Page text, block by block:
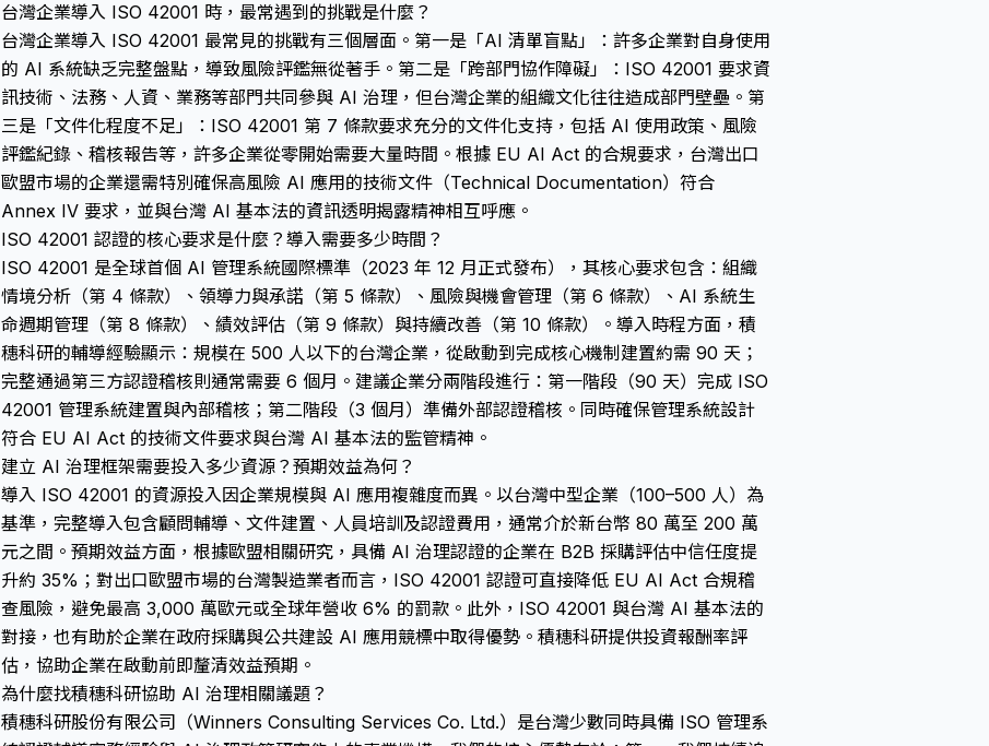
台灣企業導入 ISO 42001 時，最常遇到的挑戰是什麼？
台灣企業導入 ISO 42001 最常見的挑戰有三個層面。第一是「AI 清單盲點」：許多企業對自身使用
的 AI 系統缺乏完整盤點，導致風險評鑑無從著手。第二是「跨部門協作障礙」：ISO 42001 要求資
訊技術、法務、人資、業務等部門共同參與 AI 治理，但台灣企業的組織文化往往造成部門壁壘。第
三是「文件化程度不足」：ISO 42001 第 7 條款要求充分的文件化支持，包括 AI 使用政策、風險
評鑑紀錄、稽核報告等，許多企業從零開始需要大量時間。根據 EU AI Act 的合規要求，台灣出口
歐盟市場的企業還需特別確保高風險 AI 應用的技術文件（Technical Documentation）符合
Annex IV 要求，並與台灣 AI 基本法的資訊透明揭露精神相互呼應。
ISO 42001 認證的核心要求是什麼？導入需要多少時間？
ISO 42001 是全球首個 AI 管理系統國際標準（2023 年 12 月正式發布），其核心要求包含：組織
情境分析（第 4 條款）、領導力與承諾（第 5 條款）、風險與機會管理（第 6 條款）、AI 系統生
命週期管理（第 8 條款）、績效評估（第 9 條款）與持續改善（第 10 條款）。導入時程方面，積
穗科研的輔導經驗顯示：規模在 500 人以下的台灣企業，從啟動到完成核心機制建置約需 90 天；
完整通過第三方認證稽核則通常需要 6 個月。建議企業分兩階段進行：第一階段（90 天）完成 ISO
42001 管理系統建置與內部稽核；第二階段（3 個月）準備外部認證稽核。同時確保管理系統設計
符合 EU AI Act 的技術文件要求與台灣 AI 基本法的監管精神。
建立 AI 治理框架需要投入多少資源？預期效益為何？
導入 ISO 42001 的資源投入因企業規模與 AI 應用複雜度而異。以台灣中型企業（100–500 人）為
基準，完整導入包含顧問輔導、文件建置、人員培訓及認證費用，通常介於新台幣 80 萬至 200 萬
元之間。預期效益方面，根據歐盟相關研究，具備 AI 治理認證的企業在 B2B 採購評估中信任度提
升約 35%；對出口歐盟市場的台灣製造業者而言，ISO 42001 認證可直接降低 EU AI Act 合規稽
查風險，避免最高 3,000 萬歐元或全球年營收 6% 的罰款。此外，ISO 42001 與台灣 AI 基本法的
對接，也有助於企業在政府採購與公共建設 AI 應用競標中取得優勢。積穗科研提供投資報酬率評
估，協助企業在啟動前即釐清效益預期。
為什麼找積穗科研協助 AI 治理相關議題？
積穗科研股份有限公司（Winners Consulting Services Co. Ltd.）是台灣少數同時具備 ISO 管理系